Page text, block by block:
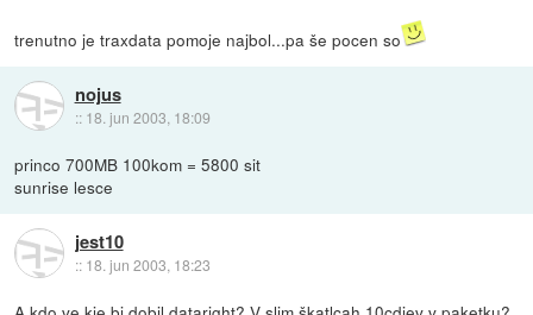
trenutno je traxdata pomoje najbol...pa še pocen so
nojus
:: 18. jun 2003, 18:09
princo 700MB 100kom = 5800 sit
sunrise lesce
jest10
:: 18. jun 2003, 18:23